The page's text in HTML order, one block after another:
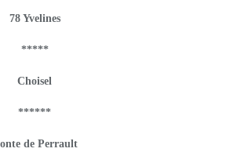
78 Yvelines
*****
Choisel
******
de Perrault